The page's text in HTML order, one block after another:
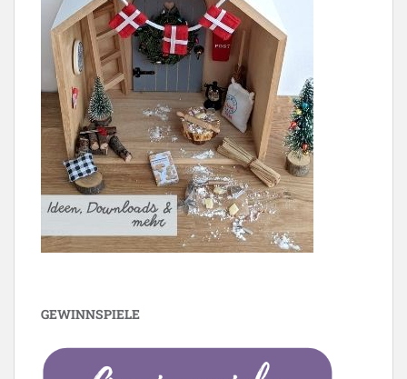
GEWINNSPIELE